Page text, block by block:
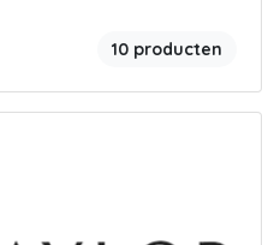
10 producten